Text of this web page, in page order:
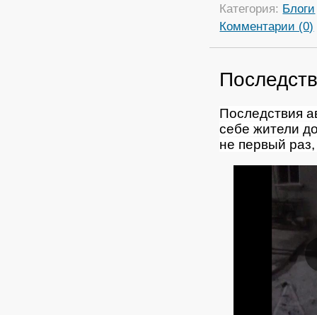
Категория: Блоги
Комментарии (0)
Последствия
себе жители
не первый